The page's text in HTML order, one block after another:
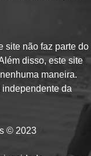
site não faz parte do
disso, este site
maneira.
da
© 2023